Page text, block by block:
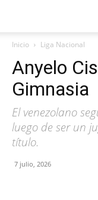
Inicio Liga Nacional
Anyelo
Gimnasia
El venezolano
luego de ser un
título.
7 julio, 2026